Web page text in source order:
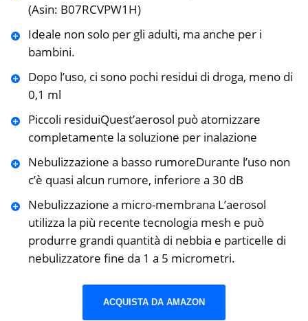
(Asin: B07RCVPW1H)
Ideale non solo per gli adulti, ma anche per i
bambini.
Dopo l’uso, ci sono pochi residui di droga, meno di
0,1 ml
Piccoli residuiQuest’aerosol può atomizzare
completamente la soluzione per inalazione
Nebulizzazione a basso rumoreDurante l’uso non
c’è quasi alcun rumore, inferiore a 30 dB
Nebulizzazione a micro-membrana L’aerosol
utilizza la più recente tecnologia mesh e può
produrre grandi quantità di nebbia e particelle di
nebulizzatore fine da 1 a 5 micrometri.
ACQUISTA DA AMAZON